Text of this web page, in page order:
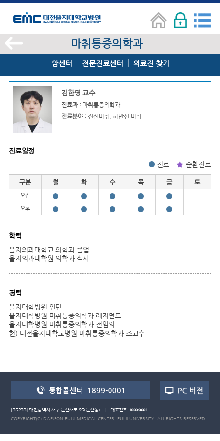
마취통증의학과
암센터 전문진료센터 의료진 찾기
김한영 교수
진료과 : 마취통증의학과
진료분야 : 전신마취, 하반신 마취
진료일정
진료
순환진료
진료일정
구분 월 화 수 목 금 토
오전
오후
학력
을지의과대학교 의학과 졸업
을지의과대학원 의학과 석사
경력
을지대학병원 인턴
을지대학병원 마취통증의학과 레지던트
을지대학병원 마취통증의학과 전임의
현) 대전을지대학교병원 마취통증의학과 조교수
[35233] 대전광역시 서구 둔산서로 95(둔산동) | 대표전화1899-0001
COPYRIGHT(C) DAEJEON EULJI MEDICAL CENTER, EULJI UNIVERSITY. ALL RIGHTS RESERVED.